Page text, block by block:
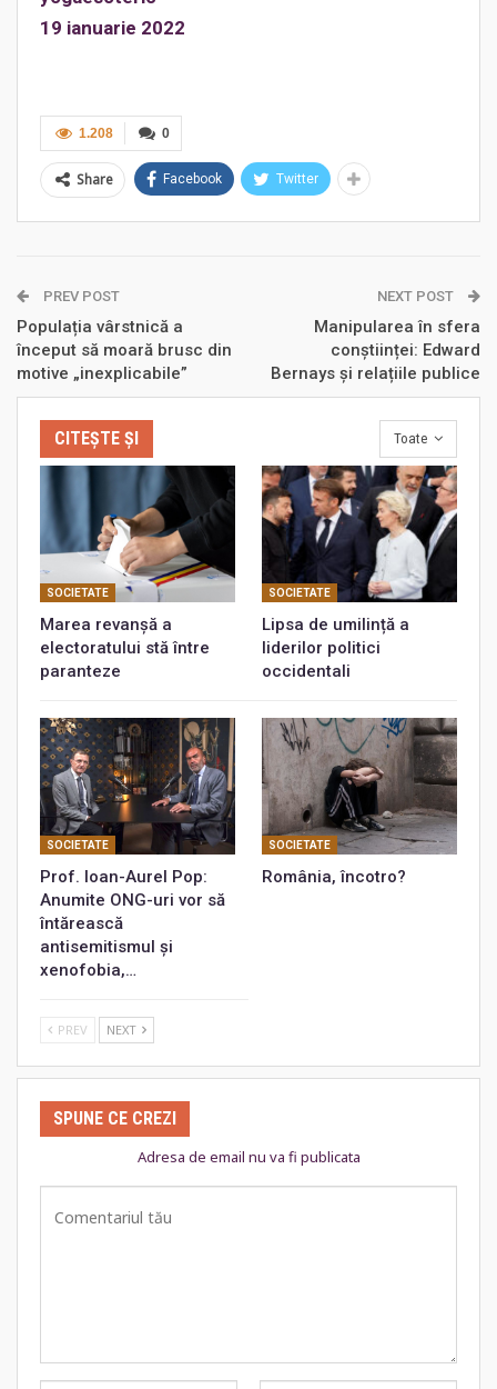
19 ianuarie 2022
0
1.208
Share Facebook Twitter
PREV POST
Populația vârstnică a
început să moară brusc din
motive „inexplicabile”
NEXT POST
Manipularea în sfera
conștiinței: Edward
Bernays și relațiile publice
Toate
CITEȘTE ȘI
SOCIETATE
Marea revanșă a
electoratului stă între
paranteze
SOCIETATE
Lipsa de umilință a
liderilor politici
occidentali
SOCIETATE
Prof. Ioan-Aurel Pop:
Anumite ONG-uri vor să
întărească
antisemitismul și
xenofobia,…
SOCIETATE
România, încotro?
PREV NEXT
SPUNE CE CREZI
Adresa de email nu va fi publicata